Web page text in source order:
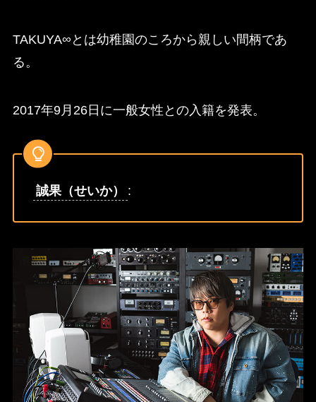
TAKUYA∞とは幼稚園のころから親しい間柄であ
る。
2017年9月26日に一般女性との入籍を発表。
誠果（せいか） :